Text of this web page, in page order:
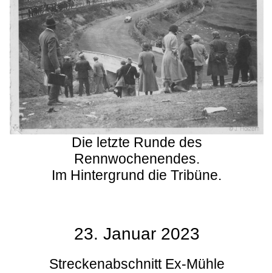
Die letzte Runde des
Rennwochenendes.
Im Hintergrund die Tribüne.
23. Januar 2023
Streckenabschnitt Ex-Mühle